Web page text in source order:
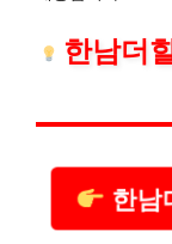
한남더
한남